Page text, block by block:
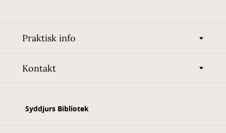
Praktisk info
Kontakt
Syddjurs Bibliotek